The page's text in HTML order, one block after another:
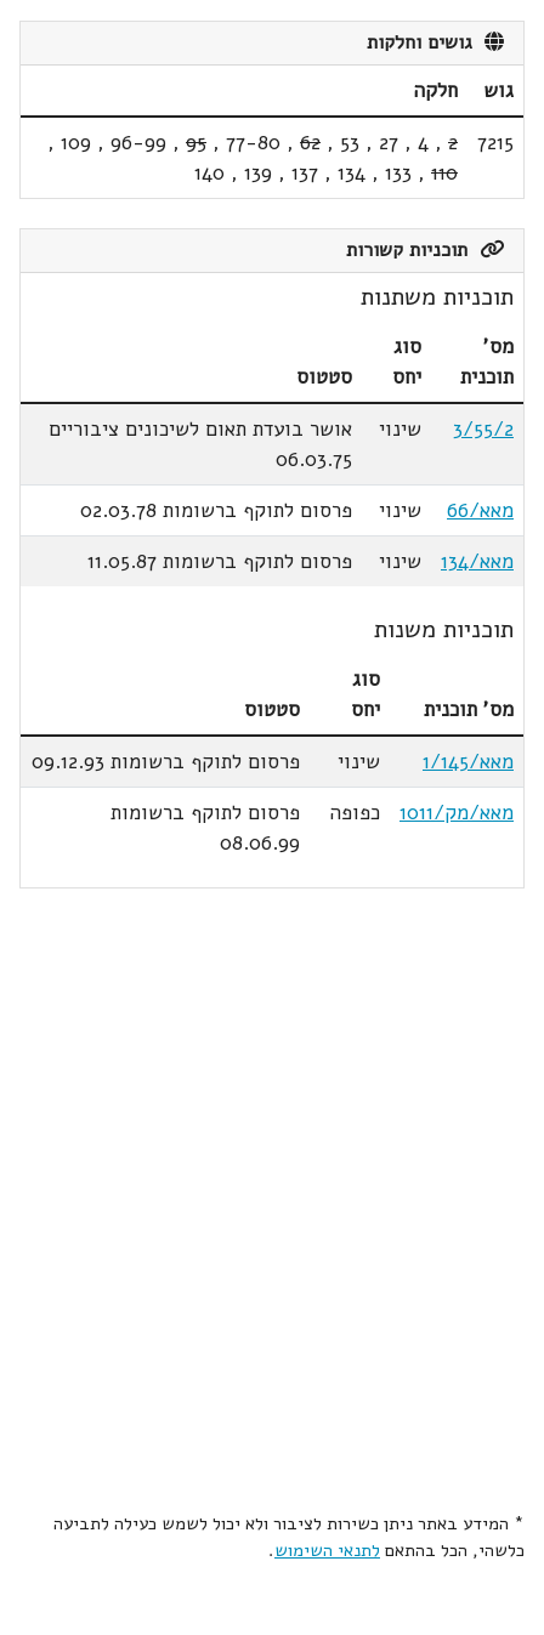
גושים וחלקות
גוש
חלקה
7215
2
,
4
,
27
,
53
,
62
,
77-80
,
95
,
96-99
,
109
,
110
,
133
,
134
,
137
,
139
,
140
תוכניות קשורות
תוכניות משתנות
מס'
תוכנית
סוג
יחס
סטטוס
3/55/2
שינוי
אושר בועדת תאום לשיכונים ציבוריים
06.03.75
מאא/66
שינוי
פרסום לתוקף ברשומות 02.03.78
מאא/134
שינוי פרסום לתוקף ברשומות 11.05.87
תוכניות משנות
מס' תוכנית
סוג
יחס
סטטוס
מאא/1/145
שינוי
פרסום לתוקף ברשומות 09.12.93
מאא/מק/1011
כפופה
פרסום לתוקף ברשומות
08.06.99
* המידע באתר ניתן כשירות לציבור ולא יכול לשמש כעילה לתביעה
כלשהי, הכל בהתאם לתנאי השימוש.